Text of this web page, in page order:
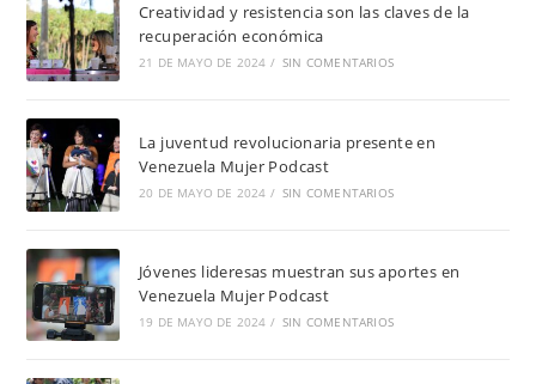
Creatividad y resistencia son las claves de la
recuperación económica
21 DE MAYO DE 2024 / SIN COMENTARIOS
La juventud revolucionaria presente en
Venezuela Mujer Podcast
20 DE MAYO DE 2024 / SIN COMENTARIOS
Jóvenes lideresas muestran sus aportes en
Venezuela Mujer Podcast
19 DE MAYO DE 2024 / SIN COMENTARIOS